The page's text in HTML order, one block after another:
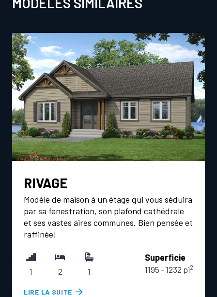
RIVAGE
Modèle de maison à un étage qui vous séduira
par sa fenestration, son plafond cathédrale
et ses vastes aires communes. Bien pensée et
raffinée!
1 2 1
Superficie
1195 - 1232 pi2
LIRE LA SUITE
R